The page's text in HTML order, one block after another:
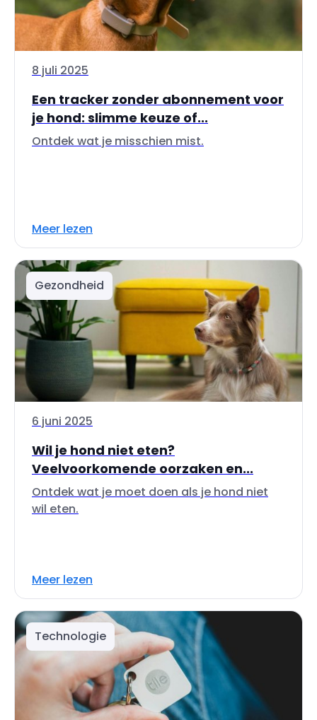
8 juli 2025
Een tracker zonder abonnement voor
je hond: slimme keuze of...
Ontdek wat je misschien mist.
Meer lezen
Gezondheid
6 juni 2025
Wil je hond niet eten?
Veelvoorkomende oorzaken en...
Ontdek wat je moet doen als je hond niet
wil eten.
Meer lezen
Technologie